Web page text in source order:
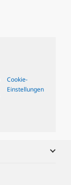
Cookie-
Einstellungen